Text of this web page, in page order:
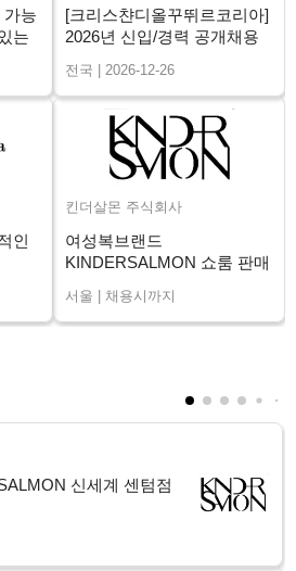
가능
는
[크리스챤디올꾸뛰르코리아]
2026년 신입/경력 공개채용
전국 | 2026-12-26
인
킨더살몬 주식회사
여성복브랜드
KINDERSALMON 쇼룸 판매
서울 | 채용시까지
신세계 센텀점